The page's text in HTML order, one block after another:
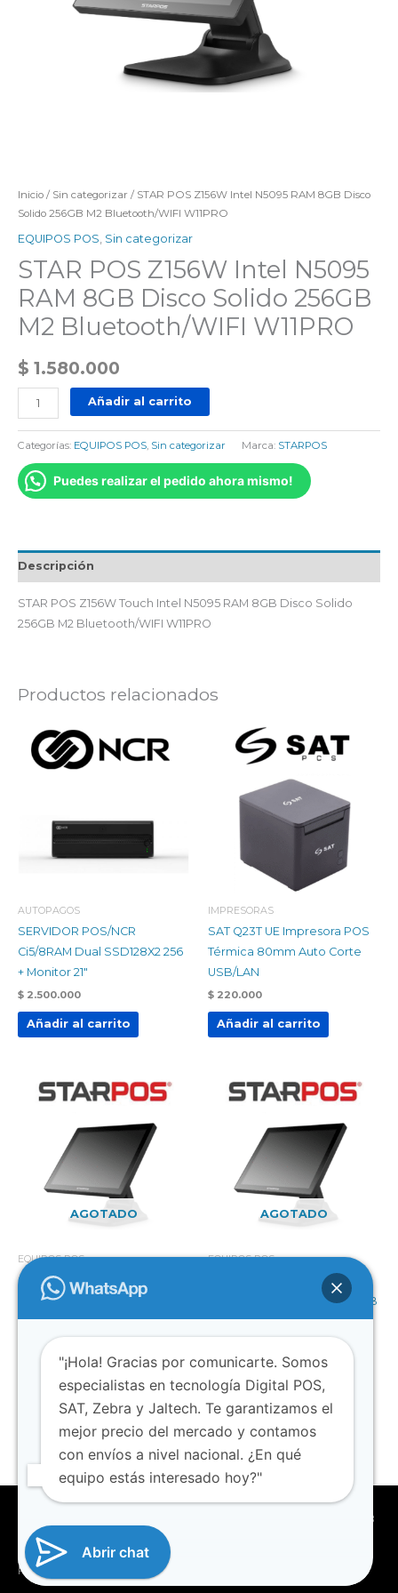
Inicio / Sin categorizar / STAR POS Z156W Intel N5095 RAM 8GB Disco
Solido 256GB M2 Bluetooth/WIFI W11PRO
EQUIPOS POS Sin categorizar
STAR POS Z156W Intel N5095
RAM 8GB Disco Solido 256GB
M2 Bluetooth/WIFI W11PRO
$ 1.580.000
Añadir al carrito
Categorías: EQUIPOS POS Sin categorizar Marca: STARPOS
Puedes realizar el pedido ahora mismo!
Descripción
STAR POS Z156W Touch Intel N5095 RAM 8GB Disco Solido
256GB M2 Bluetooth/WIFI W11PRO
Productos relacionados
AUTOPAGOS
SERVIDOR POS/NCR
Ci5/8RAM Dual SSD128X2 256
+ Monitor 21″
$ 2.500.000
Añadir al carrito
IMPRESORAS
SAT Q23T UE Impresora POS
Térmica 80mm Auto Corte
USB/LAN
$ 220.000
Añadir al carrito
AGOTADO
EQUIPOS POS
STAR POS Z170W Intel Ci3
RAM 8GB Disco Solido 256GB
M2 Bluetooth/WIFI W11PRO
(copia)
1.890.000
Leer más
AGOTADO
EQUIPOS POS
STAR POS Z156W Intel Ci5
RAM 8GB Disco Solido 256GB
M2 Bluetooth/WIFI W11PRO
Leer más
| 315 708
5059 | Unilago Local 230
Powered by
"¡Hola! Gracias por comunicarte. Somos
especialistas en tecnología Digital POS,
SAT, Zebra y Jaltech. Te garantizamos el
mejor precio del mercado y contamos
con envíos a nivel nacional. ¿En qué
equipo estás interesado hoy?"
Abrir chat